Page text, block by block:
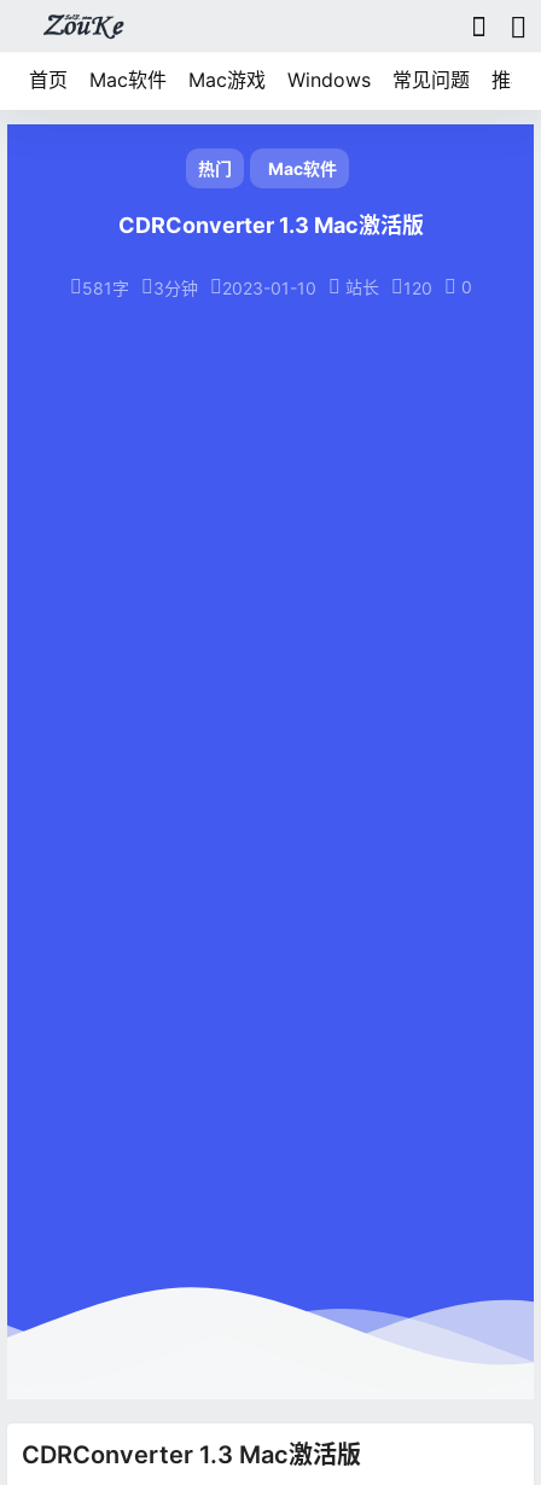
首页 Mac软件 Mac游戏 Windows 常见问题 推荐
热门 Mac软件
CDRConverter 1.3 Mac激活版
581字 3分钟 2023-01-10 站长 120 0
CDRConverter 1.3 Mac激活版